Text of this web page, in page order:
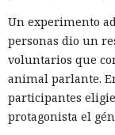
Tras robar los
empresas
sustraído. El
dólares en
una víctima de
Un experimento
personas dio un
voluntarios que
animal parlante.
participantes
protagonista el